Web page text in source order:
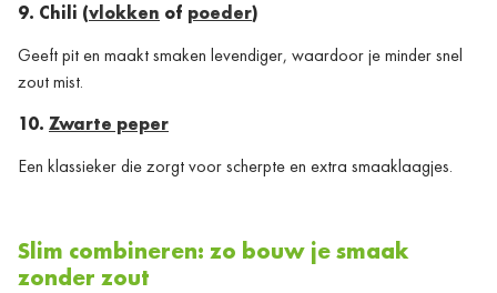
9. Chili (vlokken of poeder)
Geeft pit en maakt smaken levendiger, waardoor je minder snel
zout mist.
10. Zwarte peper
Een klassieker die zorgt voor scherpte en extra smaaklaagjes.
Slim combineren: zo bouw je smaak
zonder zout